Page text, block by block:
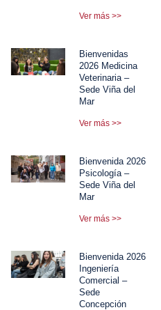
Ver más >>
Bienvenidas
2026 Medicina
Veterinaria –
Sede Viña del
Mar
Ver más >>
Bienvenida 2026
Psicología –
Sede Viña del
Mar
Ver más >>
Bienvenida 2026
Ingeniería
Comercial –
Sede
Concepción